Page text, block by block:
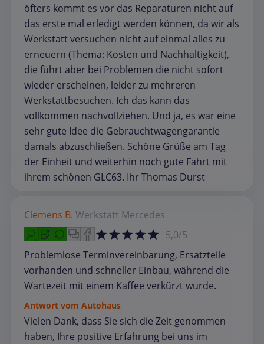
öfters kommt es vor das Reparaturen nicht auf
das erste mal erledigt werden können, da wir als
Werkstatt versuchen nicht auf einmal alles zu
erneuern (Thema: Kosten und Nachhaltigkeit),
die führt aber bei Problemen die nicht sofort
wieder erscheinen, leider zu mehreren
Werkstattbesuchen. Ich das kann das
vollkommen nachvollziehen. Und ja, es war eine
sehr gute Idee die Gebrauchtwagengarantie
damals abzuschließen. Schöne Grüße am Tag
der Einheit und weiterhin noch gute Fahrt mit
ihrem schönen GLC63. Ihr Thomas Durst
Clemens B. Werkstatt Mercedes
5,0/5
Problemlose Terminvereinbarung, Ersatzteile
vorhanden und schneller Einbau, während die
Wartezeit mit einem Kaffee verkürzt wurde.
Antwort vom Autohaus
Vielen Dank, dass Sie sich die Zeit genommen
haben, Ihre positive Erfahrung bei uns im